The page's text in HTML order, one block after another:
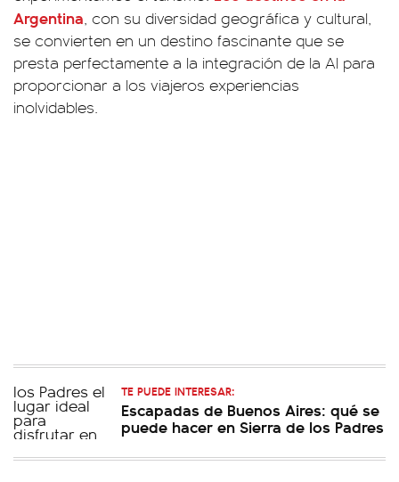
Argentina, con su diversidad geográfica y cultural,
se convierten en un destino fascinante que se
presta perfectamente a la integración de la AI para
proporcionar a los viajeros experiencias
inolvidables.
TE PUEDE INTERESAR:
Escapadas de Buenos Aires: qué se
puede hacer en Sierra de los Padres